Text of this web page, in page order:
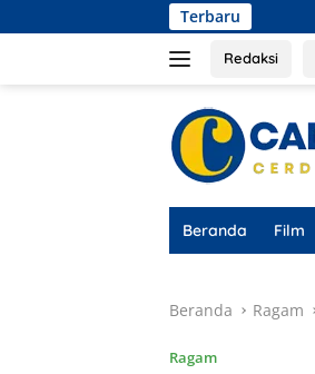
ke
Terbaru
Redaksi
Beranda Film
Beranda Ragam
Ragam